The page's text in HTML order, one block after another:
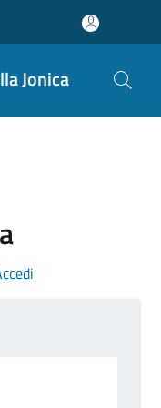
Jonica